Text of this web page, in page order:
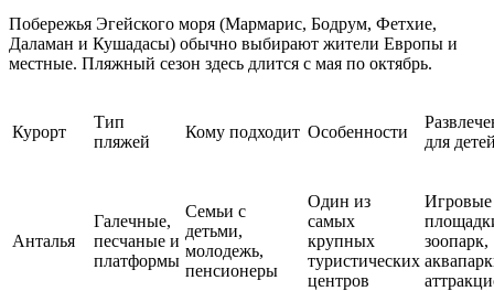
Побережья Эгейского моря (Мармарис, Бодрум, Фетхие,
Даламан и Кушадасы) обычно выбирают жители Европы и
местные. Пляжный сезон здесь длится с мая по октябрь.
Курорт
Тип
пляжей
Кому подходит Особенности
для
Анталья
Галечные,
песчаные и
платформы
Семьи с
детьми,
молодежь,
пенсионеры
Один из
самых
крупных
туристических
центров
Игровые
зоопарк,